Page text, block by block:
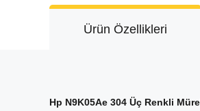
Ürün Özellikleri
Hp N9K05Ae 304 Üç Renkli